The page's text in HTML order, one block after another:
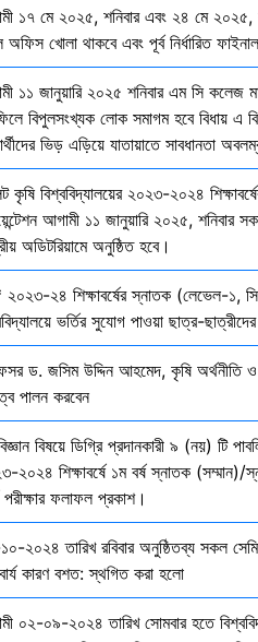
১৭ মে ২০২৫, শনিবার এবং ২৪ মে ২০২৫,
খোলা থাকবে এবং পূর্ব নির্ধারিত
১১ জানুয়ারি ২০২৫ শনিবার এম সি কলেজ
বিপুলসংখ্যক লোক সমাগম হবে বিধায় এ
ভিড় এড়িয়ে যাতায়াতে সাবধানতা
কৃষি বিশ্ববিদ্যালয়ের ২০২৩-২০২৪
আগামী ১১ জানুয়ারি ২০২৫, শনিবার
অডিটরিয়ামে অনুষ্ঠিত হবে।
২৪ শিক্ষাবর্ষের স্নাতক (লেভেল-১,
ভর্তির সুযোগ পাওয়া ছাত্র-
ড. জসিম উদ্দিন আহমেদ, কৃষি অর্থনীতি ও
পালন করবেন
বিষয়ে ডিগ্রি প্রদানকারী ৯ (নয়) টি
২০২৪ শিক্ষাবর্ষে ১ম বর্ষ স্নাতক
পরীক্ষার ফলাফল প্রকাশ।
২০২৪ তারিখ রবিবার অনুষ্ঠিতব্য সকল
কারণ বশত: স্থগিত করা হলো
০২-০৯-২০২৪ তারিখ সোমবার হতে